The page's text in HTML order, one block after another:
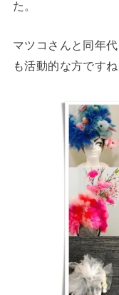
た。
マツコさんと同年
も活動的な方ですね